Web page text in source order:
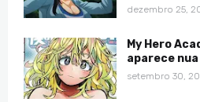
dezembro 25,
My Hero
aparece
setembro 30,